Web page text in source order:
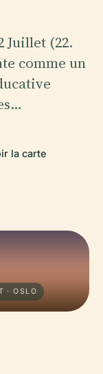
Juillet (22.
comme un
la carte
· OSLO